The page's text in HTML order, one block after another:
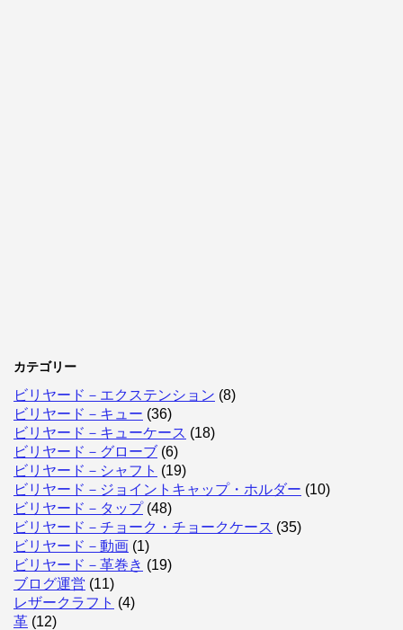
カテゴリー
ビリヤード－エクステンション (8)
ビリヤード－キュー (36)
ビリヤード－キューケース (18)
ビリヤード－グローブ (6)
ビリヤード－シャフト (19)
ビリヤード－ジョイントキャップ・ホルダー (10)
ビリヤード－タップ(48)
ビリヤード－チョーク・チョークケース (35)
ビリヤード－動画 (1)
ビリヤード－革巻き (19)
ブログ運営 (11)
レザークラフト (4)
革 (12)